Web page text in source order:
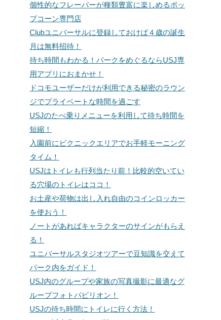
個性的なフレーバーが種類豊富に楽しめるポッ
プコーン専門店
Clubユニバーサルに登録しておけば４歳の誕生
月は無料招待！
待ち時間もわかる！パークをめぐるならUSJ専
用アプリにおまかせ！
ドコモユーザーだけが利用できる秘密のラウン
ジでプライベートな時間を過ごす
USJのたべ乗りメニューを利用して待ち時間を
短縮！
入園前にピクニックエリアでお手軽モーニング
タイム！
USJはトイレも行列当たり前！比較的空いてい
る穴場のトイレはココ！
お土産や荷物は出し入れ自由のコインロッカー
を使おう！
ノートがあればキャラクターのサインがもらえ
る！
ユニバーサルスタジオツアーで豆知識を交えて
パーク内をガイド！
USJ内のグループや家族の写真撮影に最適なグ
ループフォトパビリオン！
USJの待ち時間にトイレに行く方法！